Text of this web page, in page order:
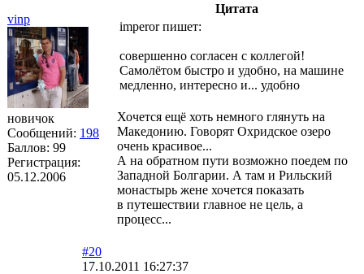
vinp
новичок
Сообщений: 198
Баллов: 99
Регистрация:
05.12.2006
Цитата
imperor пишет:
совершенно согласен с коллегой!
Самолётом быстро и удобно, на машине
медленно, интересно и... удобно
Хочется ещё хоть немного глянуть на
Македонию. Говорят Охридское озеро
очень красивое...
А на обратном пути возможно поедем по
Западной Болгарии. А там и Рильский
монастырь жене хочется показать
в путешествии главное не цель, а
процесс...
#20
17.10.2011 16:27:37